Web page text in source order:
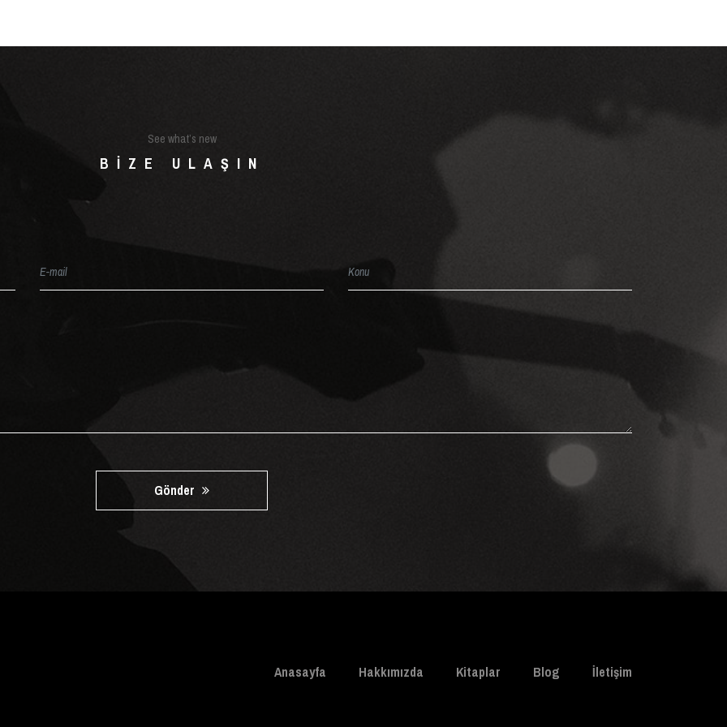
See what’s new
BIZE ULAŞIN
Gönder
Anasayfa Hakkımızda Kitaplar Blog İletişim